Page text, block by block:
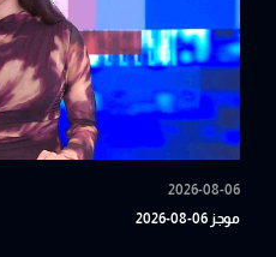
2026-08-06
موجز 06-08-2026